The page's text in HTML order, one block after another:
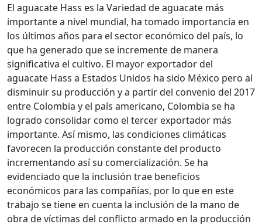
El aguacate Hass es la Variedad de aguacate más
importante a nivel mundial, ha tomado importancia en
los últimos años para el sector económico del país, lo
que ha generado que se incremente de manera
significativa el cultivo. El mayor exportador del
aguacate Hass a Estados Unidos ha sido México pero al
disminuir su producción y a partir del convenio del 2017
entre Colombia y el país americano, Colombia se ha
logrado consolidar como el tercer exportador más
importante. Así mismo, las condiciones climáticas
favorecen la producción constante del producto
incrementando así su comercialización. Se ha
evidenciado que la inclusión trae beneficios
económicos para las compañías, por lo que en este
trabajo se tiene en cuenta la inclusión de la mano de
obra de víctimas del conflicto armado en la producción